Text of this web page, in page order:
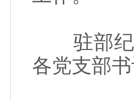
驻部纪
各党支部